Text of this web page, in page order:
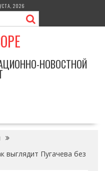
2026
НОВОСТНОЙ
выглядит Пугачева без